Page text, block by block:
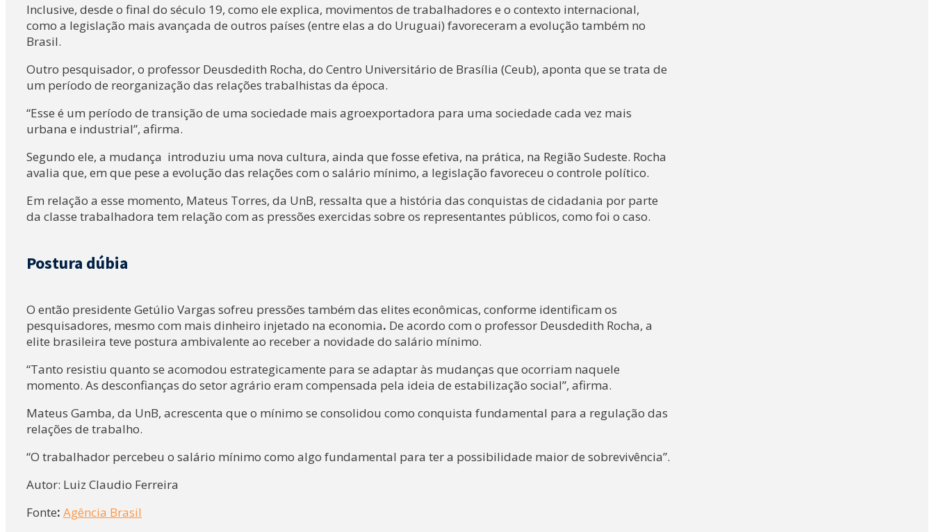
Inclusive, desde o final do século 19, como ele explica, movimentos de trabalhadores e o contexto internacional,
como a legislação mais avançada de outros países (entre elas a do Uruguai) favoreceram a evolução também no
Brasil.
Outro pesquisador, o professor Deusdedith Rocha, do Centro Universitário de Brasília (Ceub), aponta que se trata de
um período de reorganização das relações trabalhistas da época.
“Esse é um período de transição de uma sociedade mais agroexportadora para uma sociedade cada vez mais
urbana e industrial”, afirma.
Segundo ele, a mudança introduziu uma nova cultura, ainda que fosse efetiva, na prática, na Região Sudeste. Rocha
avalia que, em que pese a evolução das relações com o salário mínimo, a legislação favoreceu o controle político.
Em relação a esse momento, Mateus Torres, da UnB, ressalta que a história das conquistas de cidadania por parte
da classe trabalhadora tem relação com as pressões exercidas sobre os representantes públicos, como foi o caso.
Postura dúbia
O então presidente Getúlio Vargas sofreu pressões também das elites econômicas, conforme identificam os
pesquisadores, mesmo com mais dinheiro injetado na economia. De acordo com o professor Deusdedith Rocha, a
elite brasileira teve postura ambivalente ao receber a novidade do salário mínimo.
“Tanto resistiu quanto se acomodou estrategicamente para se adaptar às mudanças que ocorriam naquele
momento. As desconfianças do setor agrário eram compensada pela ideia de estabilização social”, afirma.
Mateus Gamba, da UnB, acrescenta que o mínimo se consolidou como conquista fundamental para a regulação das
relações de trabalho.
“O trabalhador percebeu o salário mínimo como algo fundamental para ter a possibilidade maior de sobrevivência”.
Autor: Luiz Claudio Ferreira
Fonte: Agência Brasil